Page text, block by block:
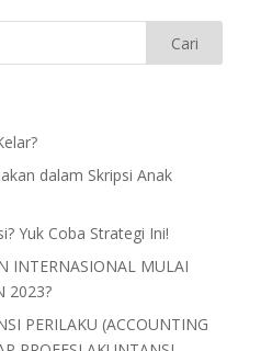
dalam Skripsi Anak
Yuk Coba Strategi Ini!
INTERNASIONAL MULAI
2023?
PERILAKU (ACCOUNTING